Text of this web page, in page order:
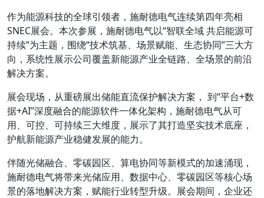
作为能源科技的全球引领者，施耐德电气连续第四年亮相
SNEC展会。本次参展，施耐德电气以“智联全域 共启能源可
持续”为主题，围绕“技术筑基、场景赋能、生态协同”三大方
向，系统性展示公司覆盖新能源产业全链路、全场景的前沿
解决方案。
展会现场，从重磅展出储能直流保护解决方案， 到“平台+数
据+AI”深度融合的能源软件一体化架构，施耐德电气从可
用、可控、可持续三大维度，展示了其打造坚实技术底座，
护航新能源产业稳健发展的能力。
伴随光储融合、零碳园区、算电协同等新模式的加速涌现，
施耐德电气将带来光储应用、数据中心、零碳园区等核心场
景的落地解决方案，赋能行业转型升级。展会期间，企业还